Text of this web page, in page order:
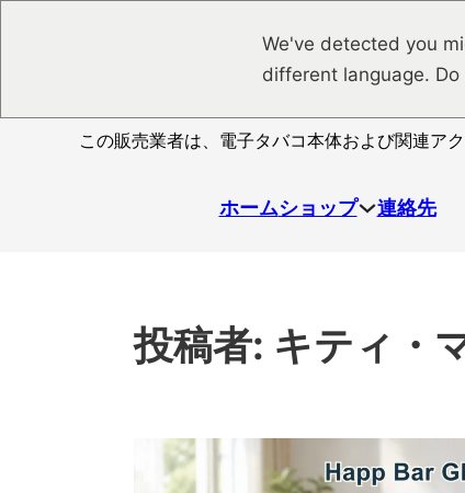
We've detected you
different language.
この販売業者は、電子タバコ本体および関連ア
ホームショップ 連絡先
投稿者: キティ・